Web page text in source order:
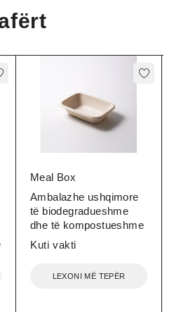
Meal Box
Ambalazhe ushqimore
të biodegradueshme
dhe të kompostueshme
Kuti vakti
LEXONI MË TEPËR